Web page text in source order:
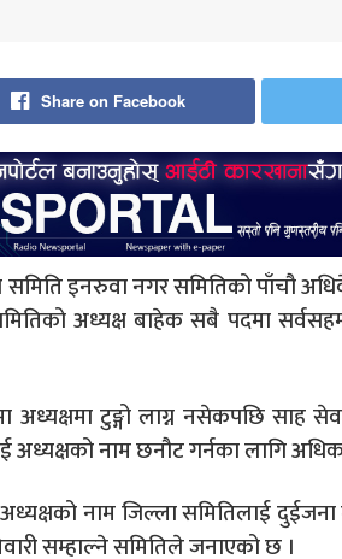
Share on Facebook
इनरुवा नगर समितिको पाँचौ
अध्यक्ष बाहेक सबै पदमा
अध्यक्षमा टुङ्गो लाग्न नसेकपछि साह
अध्यक्षको नाम छनौट गर्नका लागि
नाम जिल्ला समितिलाई
सम्हाल्ने समितिले जनाएको छ ।